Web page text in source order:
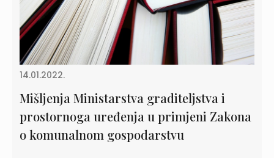
14.01.2022.
Mišljenja Ministarstva graditeljstva i
prostornoga uređenja u primjeni Zakona
o komunalnom gospodarstvu